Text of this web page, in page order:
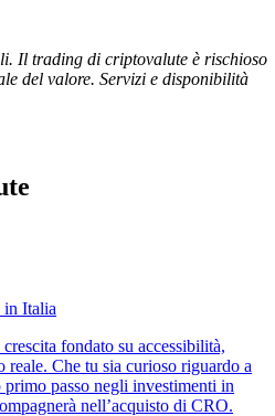
Il trading di criptovalute è rischioso
del valore. Servizi e disponibilità
in Italia
fondato su accessibilità,
Che tu sia curioso riguardo a
passo negli investimenti in
nell’acquisto di CRO.